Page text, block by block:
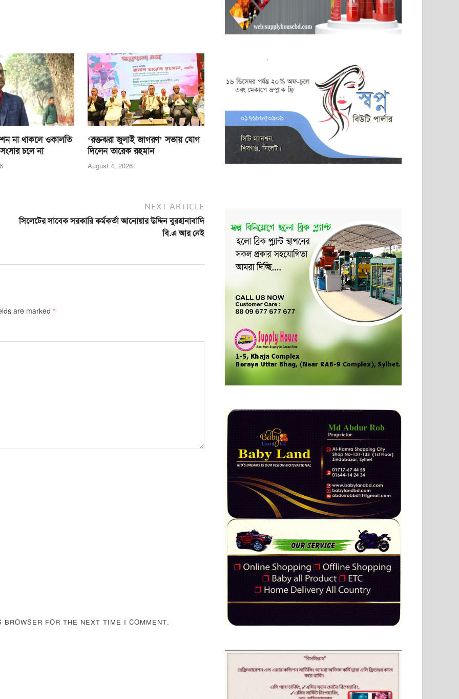
না থাকলে ওকালতি
চলে না
‘রক্তঝরা জুলাই জাগরণ’ সভায় যোগ
দিলেন তারেক রহমান
August 4, 2026
NEXT ARTICLE
সিলেটের সাবেক সরকারি কর্মকর্তা আনোয়ার উদ্দিন বুরহানাবাদি
বি.এ আর নেই
are marked *
FOR THE NEXT TIME I COMMENT.